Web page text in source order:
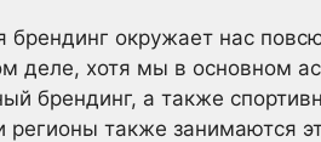
брендинг окружает нас
деле, хотя мы в основном
брендинг, а также
регионы также занимаются